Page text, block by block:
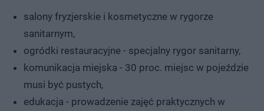
salony fryzjerskie i kosmetyczne w rygorze
sanitarnym,
ogródki restauracyjne - specjalny rygor sanitarny,
komunikacja miejska - 30 proc. miejsc w pojeździe
musi być pustych,
edukacja - prowadzenie zajęć praktycznych w